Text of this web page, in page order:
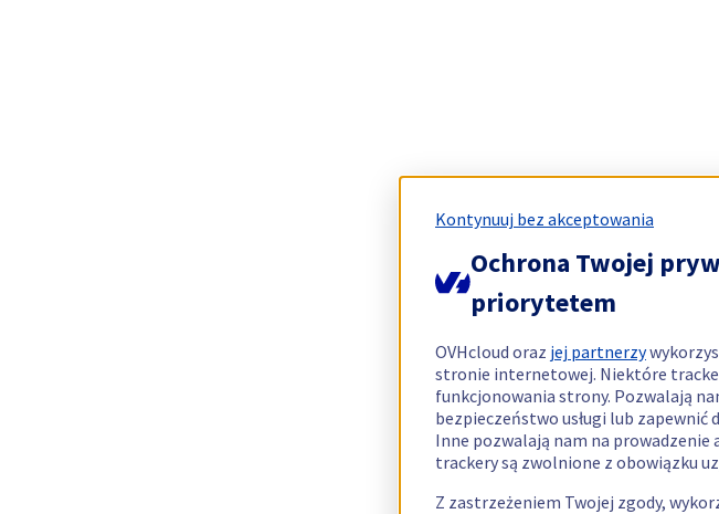
Kontynuuj bez akceptowania
Ochrona Twojej
priorytetem
OVHcloud oraz jej partnerzy
stronie internetowej. Niektóre
funkcjonowania strony. Pozwalają
bezpieczeństwo usługi lub
Inne pozwalają nam na
trackery są zwolnione z obowiązku
Z zastrzeżeniem Twojej zgody,